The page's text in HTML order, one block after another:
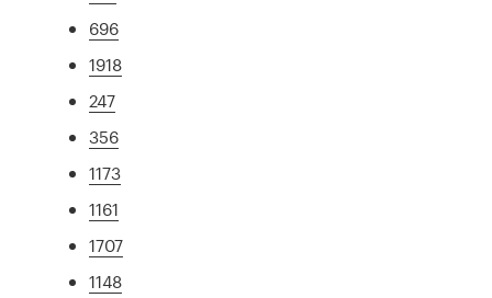
696
1918
247
356
1173
1161
1707
1148